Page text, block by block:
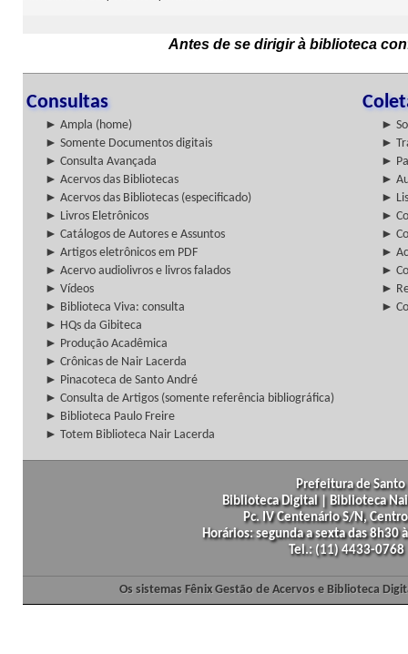
Antes de se dirigir à biblioteca
Consultas
► Ampla (home)
►
► Somente Documentos digitais
►
► Consulta Avançada
►
► Acervos das Bibliotecas
►
► Acervos das Bibliotecas (especificado)
►
► Livros Eletrônicos
►
► Catálogos de Autores e Assuntos
►
► Artigos eletrônicos em PDF
►
► Acervo audiolivros e livros falados
►
► Vídeos
►
► Biblioteca Viva: consulta
►
► HQs da Gibiteca
► Produção Acadêmica
► Crônicas de Nair Lacerda
► Pinacoteca de Santo André
► Consulta de Artigos (somente referência bibliográfica)
► Biblioteca Paulo Freire
► Totem Biblioteca Nair Lacerda
Prefeitura de
Biblioteca Digital | Biblioteca
Pc. IV Centenário S/N,
Horários: segunda a sexta das
Tel.: (11) 4433-
Os sistemas Fênix Gestão de Acervos e Biblioteca